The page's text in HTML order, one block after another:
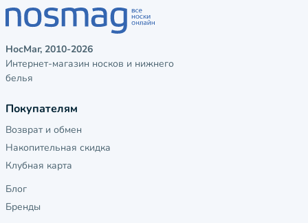
НосМаг, 2010-2026
Интернет-магазин носков и нижнего
белья
Покупателям
Возврат и обмен
Накопительная скидка
Клубная карта
Блог
Бренды